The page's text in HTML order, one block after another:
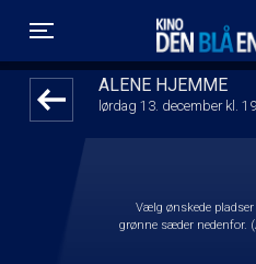
Toggle navigation
Kino Den
ALENE HJEMME
lørdag 13. december kl.
Vælg ønskede
grønne sæder nedenfor.
1step-